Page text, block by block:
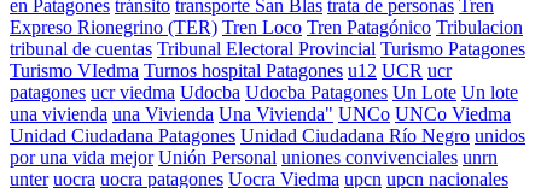
en Patagones tránsito transporte San Blas trata de personas Tren
Expreso Rionegrino (TER) Tren Loco Tren Patagónico Tribulacion
tribunal de cuentas Tribunal Electoral Provincial Turismo Patagones
Turismo VIedma Turnos hospital Patagones u12 UCR ucr
patagones ucr viedma Udocba Udocba Patagones Un Lote Un lote
una vivienda una Vivienda Una Vivienda" UNCo UNCo Viedma
Unidad Ciudadana Patagones Unidad Ciudadana Río Negro unidos
por una vida mejor Unión Personal uniones convivenciales unrn
unter uocra uocra patagones Uocra Viedma upcn upcn nacionales